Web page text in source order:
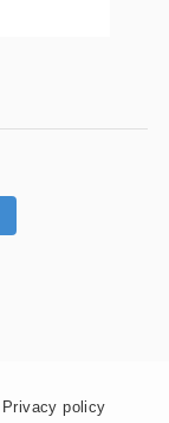
Privacy policy